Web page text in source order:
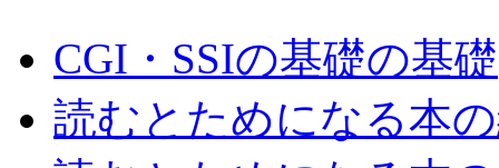
CGI・SSIの基礎の基礎
読むとためになる本